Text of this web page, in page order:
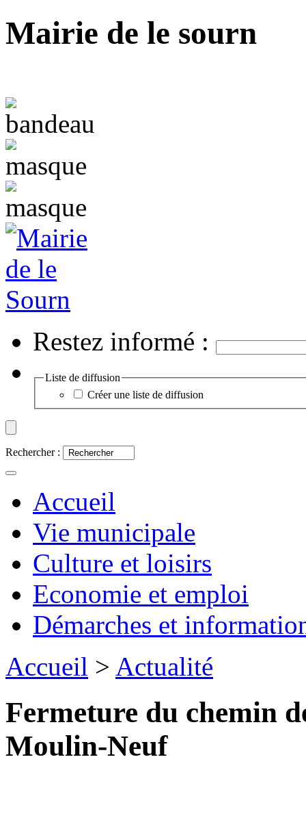
Mairie de le sourn
Restez informé :
Liste de diffusion
Créer une liste de diffusion
Rechercher :
Accueil
Vie municipale
Culture et loisirs
Economie et emploi
Démarches et
Accueil > Actualité
Fermeture du chemin
Moulin-Neuf